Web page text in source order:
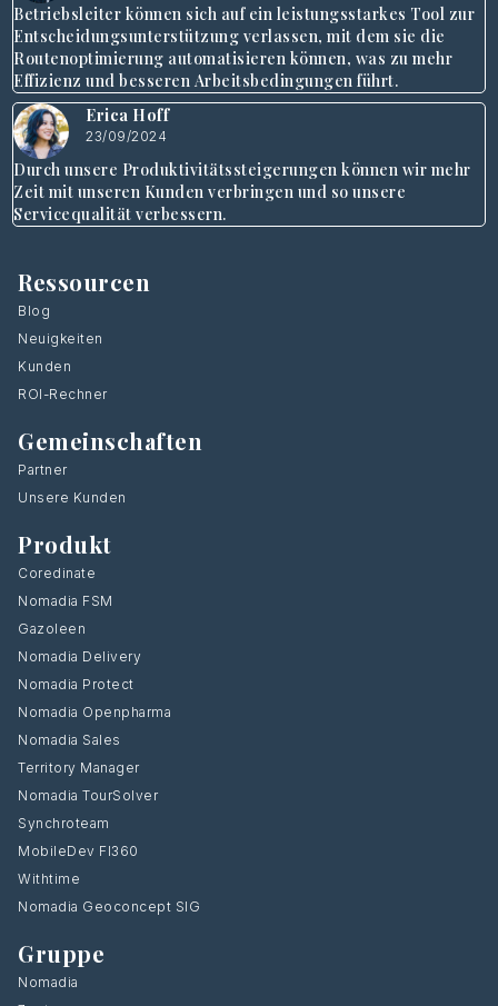
Betriebsleiter können sich auf ein leistungsstarkes Tool zur
Entscheidungsunterstützung verlassen, mit dem sie die
Routenoptimierung automatisieren können, was zu mehr
Effizienz und besseren Arbeitsbedingungen führt.
Erica Hoff
23/09/2024
Durch unsere Produktivitätssteigerungen können wir mehr
Zeit mit unseren Kunden verbringen und so unsere
Servicequalität verbessern.
Ressourcen
Blog
Neuigkeiten
Kunden
ROI-Rechner
Gemeinschaften
Partner
Unsere Kunden
Produkt
Coredinate
Nomadia FSM
Gazoleen
Nomadia Delivery
Nomadia Protect
Nomadia Openpharma
Nomadia Sales
Territory Manager
Nomadia TourSolver
Synchroteam
MobileDev FI360
Withtime
Nomadia Geoconcept SIG
Gruppe
Nomadia